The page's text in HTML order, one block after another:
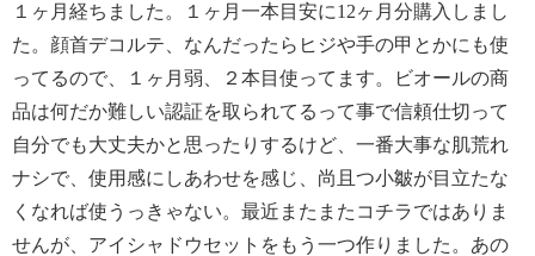
１ヶ月経ちました。１ヶ月一本目安に12ヶ月分購入しまし
た。顔首デコルテ、なんだったらヒジや手の甲とかにも使
ってるので、１ヶ月弱、２本目使ってます。ビオールの商
品は何だか難しい認証を取られてるって事で信頼仕切って
自分でも大丈夫かと思ったりするけど、一番大事な肌荒れ
ナシで、使用感にしあわせを感じ、尚且つ小皺が目立たな
くなれば使うっきゃない。最近またまたコチラではありま
せんが、アイシャドウセットをもう一つ作りました。あの